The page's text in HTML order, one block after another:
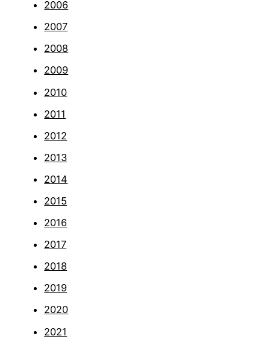
2006
2007
2008
2009
2010
2011
2012
2013
2014
2015
2016
2017
2018
2019
2020
2021